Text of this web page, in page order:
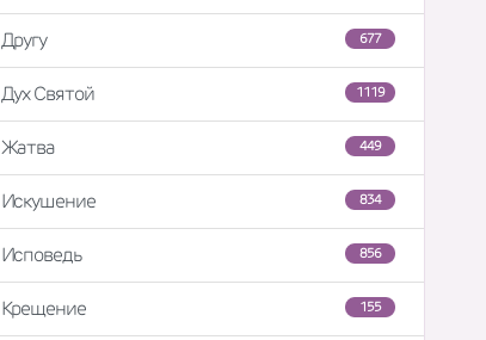
677
Другу
1119
Дух Святой
449
Жатва
834
Искушение
856
Исповедь
155
Крещение